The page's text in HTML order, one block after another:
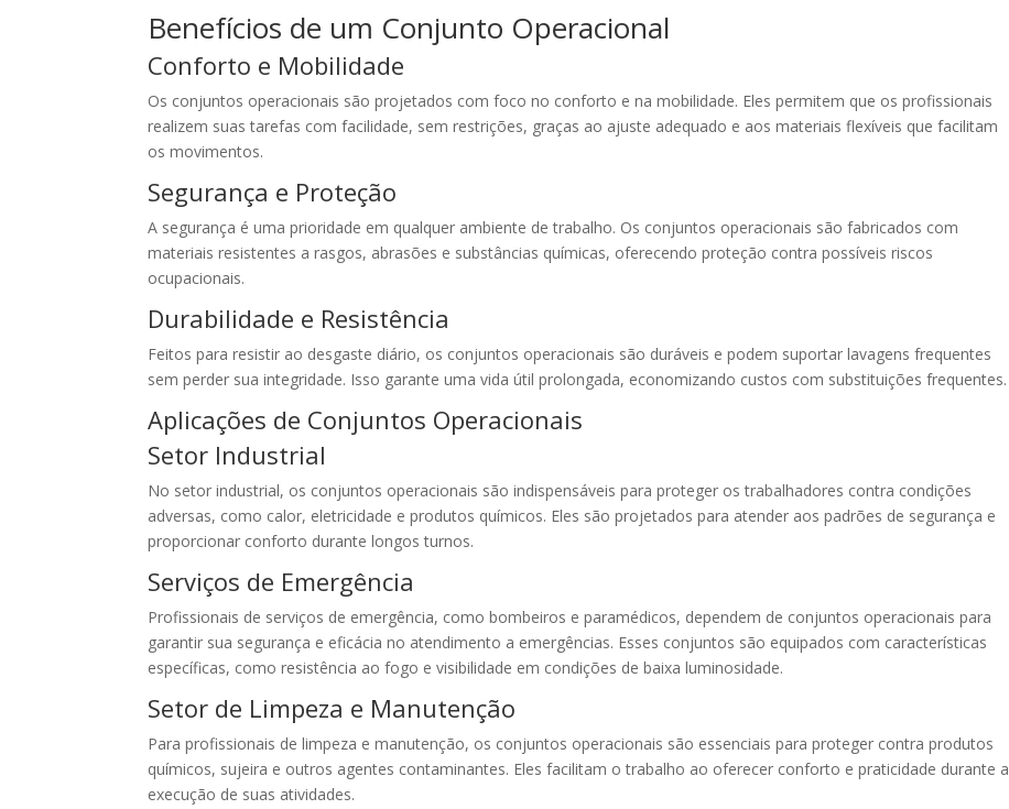
Benefícios de um Conjunto Operacional
Conforto e Mobilidade
Os conjuntos operacionais são projetados com foco no conforto e na mobilidade. Eles permitem que os profissionais
realizem suas tarefas com facilidade, sem restrições, graças ao ajuste adequado e aos materiais flexíveis que facilitam
os movimentos.
Segurança e Proteção
A segurança é uma prioridade em qualquer ambiente de trabalho. Os conjuntos operacionais são fabricados com
materiais resistentes a rasgos, abrasões e substâncias químicas, oferecendo proteção contra possíveis riscos
ocupacionais.
Durabilidade e Resistência
Feitos para resistir ao desgaste diário, os conjuntos operacionais são duráveis e podem suportar lavagens frequentes
sem perder sua integridade. Isso garante uma vida útil prolongada, economizando custos com substituições frequentes.
Aplicações de Conjuntos Operacionais
Setor Industrial
No setor industrial, os conjuntos operacionais são indispensáveis para proteger os trabalhadores contra condições
adversas, como calor, eletricidade e produtos químicos. Eles são projetados para atender aos padrões de segurança e
proporcionar conforto durante longos turnos.
Serviços de Emergência
Profissionais de serviços de emergência, como bombeiros e paramédicos, dependem de conjuntos operacionais para
garantir sua segurança e eficácia no atendimento a emergências. Esses conjuntos são equipados com características
específicas, como resistência ao fogo e visibilidade em condições de baixa luminosidade.
Setor de Limpeza e Manutenção
Para profissionais de limpeza e manutenção, os conjuntos operacionais são essenciais para proteger contra produtos
químicos, sujeira e outros agentes contaminantes. Eles facilitam o trabalho ao oferecer conforto e praticidade durante a
execução de suas atividades.